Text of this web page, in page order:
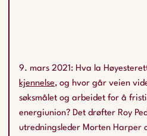
9. mars 2021: Hva la
kjennelse, og hvor går veien
søksmålet og arbeidet for å
energiunion? Det drøfter Roy
utredningsleder Morten Harper